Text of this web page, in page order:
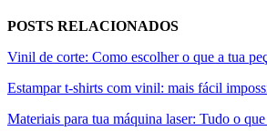
POSTS RELACIONADOS
Vinil de corte: Como escolher o que a tua
Estampar t-shirts com vinil: mais fácil
Materiais para tua máquina laser: Tudo o que